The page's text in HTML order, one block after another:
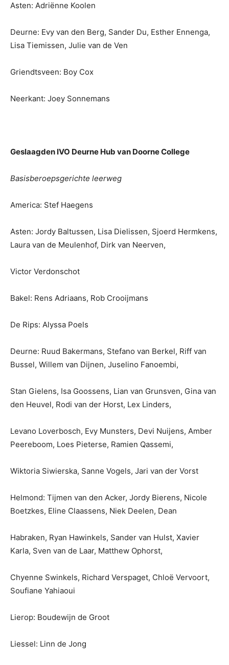
Asten: Adriënne Koolen
Deurne: Evy van den Berg, Sander Du, Esther Ennenga,
Lisa Tiemissen, Julie van de Ven
Griendtsveen: Boy Cox
Neerkant: Joey Sonnemans
Geslaagden IVO Deurne Hub van Doorne College
Basisberoepsgerichte leerweg
America: Stef Haegens
Asten: Jordy Baltussen, Lisa Dielissen, Sjoerd Hermkens,
Laura van de Meulenhof, Dirk van Neerven,
Victor Verdonschot
Bakel: Rens Adriaans, Rob Crooijmans
De Rips: Alyssa Poels
Deurne: Ruud Bakermans, Stefano van Berkel, Riff van
Bussel, Willem van Dijnen, Juselino Fanoembi,
Stan Gielens, Isa Goossens, Lian van Grunsven, Gina van
den Heuvel, Rodi van der Horst, Lex Linders,
Levano Loverbosch, Evy Munsters, Devi Nuijens, Amber
Peereboom, Loes Pieterse, Ramien Qassemi,
Wiktoria Siwierska, Sanne Vogels, Jari van der Vorst
Helmond: Tijmen van den Acker, Jordy Bierens, Nicole
Boetzkes, Eline Claassens, Niek Deelen, Dean
Habraken, Ryan Hawinkels, Sander van Hulst, Xavier
Karla, Sven van de Laar, Matthew Ophorst,
Chyenne Swinkels, Richard Verspaget, Chloë Vervoort,
Soufiane Yahiaoui
Lierop: Boudewijn de Groot
Liessel: Linn de Jong